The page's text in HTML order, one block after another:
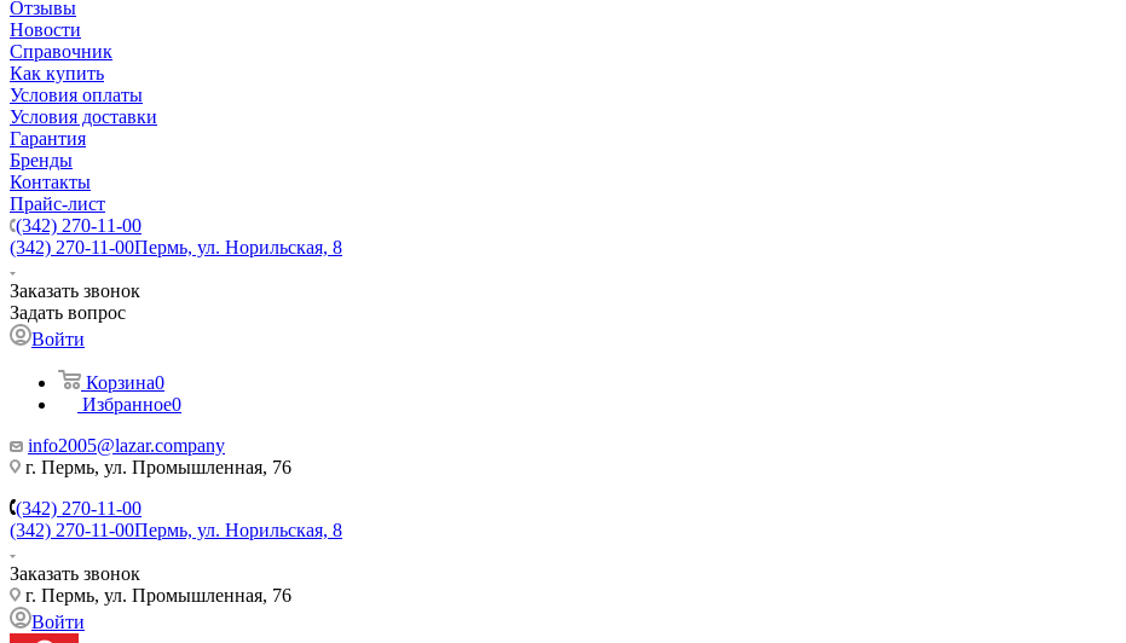
Отзывы
Новости
Справочник
Как купить
Условия оплаты
Условия доставки
Гарантия
Бренды
Контакты
Прайс-лист
(342) 270-11-00
(342) 270-11-00Пермь, ул. Норильская, 8
Заказать звонок
Задать вопрос
Войти
Корзина0
Избранное0
info2005@lazar.company
г. Пермь, ул. Промышленная, 76
(342) 270-11-00
(342) 270-11-00Пермь, ул. Норильская, 8
Заказать звонок
г. Пермь, ул. Промышленная, 76
Войти